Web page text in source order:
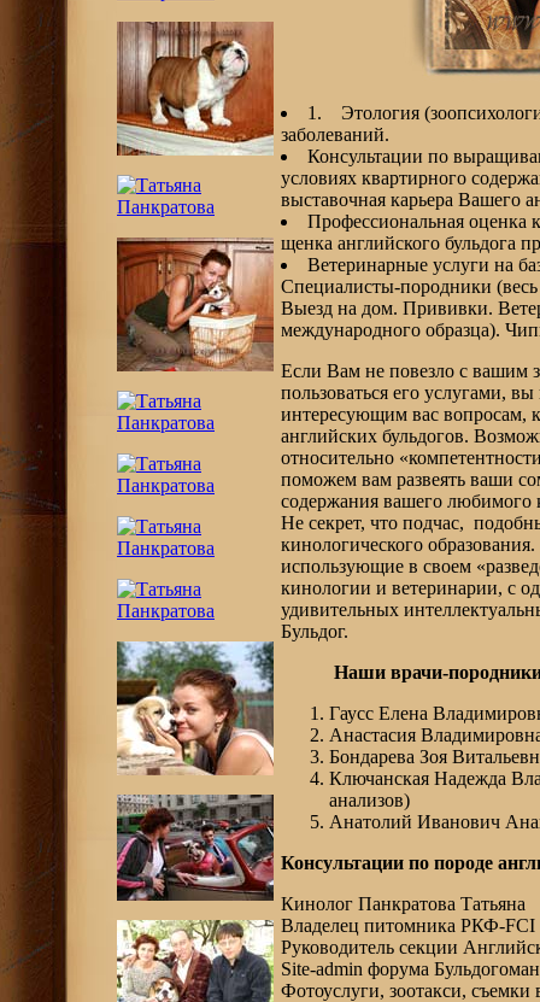
1. Этология
заболеваний.
Консультации по
условиях квартирного
выставочная карьера Вашего
Профессиональная оценка
щенка английского бульдога
Ветеринарные услуги на
Специалисты-породники (весь
Выезд на дом. Прививки.
международного образца).
Если Вам не повезло с вашим
пользоваться его услугами,
интересующим вас вопросам,
английских бульдогов.
относительно
поможем вам развеять ваши
содержания вашего любимого
Не секрет, что подчас,
кинологического
использующие в своем
кинологии и ветеринарии, с
удивительных
Бульдог.
Наши врачи-
Гаусс Елена
Анастасия
Бондарева Зоя
Ключанская Надежда
анализов)
Анатолий Иванович
Консультации по породе
Кинолог Панкратова Татьяна
Владелец питомника РКФ-FCI
Руководитель секции
Site-admin форума
Фотоуслуги, зоотакси,